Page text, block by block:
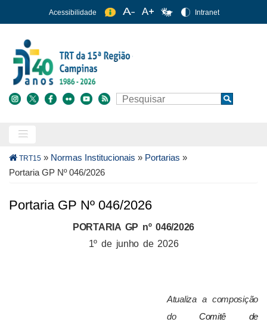
para
conteúdo
principal
Acessibilidade Intranet
Buscar Search
Trilha
de
TRT15 » Normas Institucionais » Portarias »
Portaria GP Nº 046/2026
Portaria GP Nº 046/2026
PORTARIA GP nº 046/2026
1º de junho de 2026
Atualiza a composição
do Comitê de